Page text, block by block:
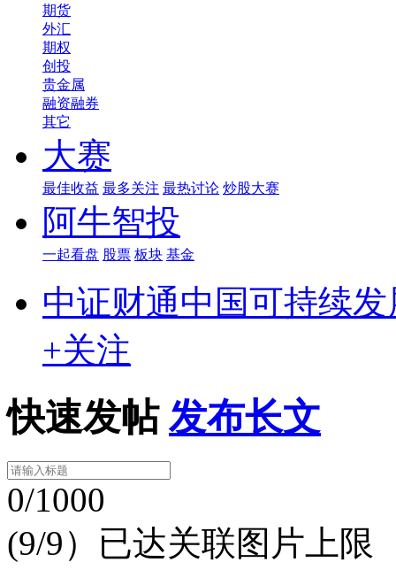
期货
外汇
期权
创投
贵金属
融资融券
其它
大赛
最佳收益 最多关注 最热讨论 炒股大赛
阿牛智投
一起看盘 股票 板块 基金
中证财通中国可持续发
+关注
快速发帖 发布长文
0/1000
(9/9）已达关联图片上限